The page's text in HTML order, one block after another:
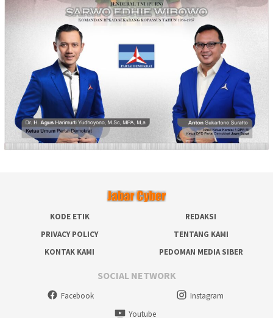
KODE ETIK
REDAKSI
PRIVACY POLICY
TENTANG KAMI
KONTAK KAMI
PEDOMAN MEDIA SIBER
SOCIAL NETWORK
Facebook
Instagram
Youtube